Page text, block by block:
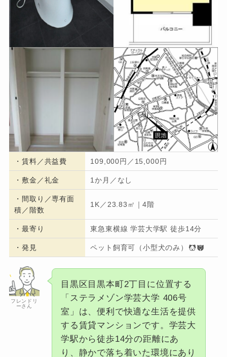
・賃料／共益費 109,000円／15,000円
・ 敷金／礼金 1か月／なし
・間取り／専有面
積／階数
1K／23.83㎡｜4階
・最寄り 東急東横線 学芸大学駅 徒歩14分
・発見 ペット飼育可（小型犬のみ）
フレンドリ
ーさん
目黒区目黒本町2丁目に位置する
「ステラメゾン学芸大学 406号
室」は、便利で快適な生活を提供
する賃貸マンションです。学芸大
学駅から徒歩14分の距離にあ
り、静かで落ち着いた環境にあり